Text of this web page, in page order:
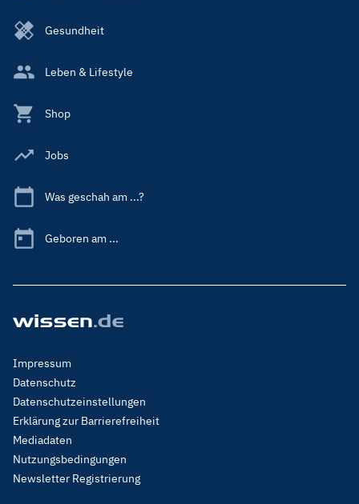
Gesundheit
Leben & Lifestyle
Shop
Jobs
Was geschah am ...?
Geboren am ...
Footer
Menu
Legal
Impressum
Datenschutz
Datenschutzeinstellungen
Erklärung zur Barrierefreiheit
Mediadaten
Nutzungsbedingungen
Newsletter Registrierung